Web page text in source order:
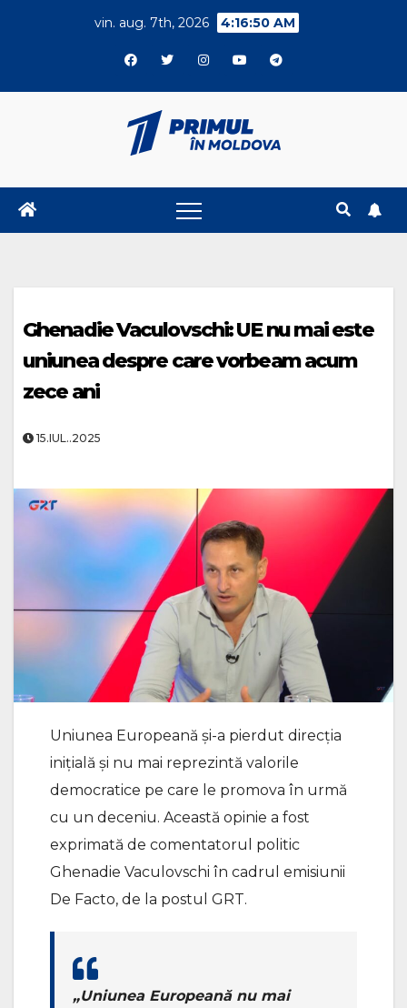
vin. aug. 7th, 2026 4:16:51 AM
Ghenadie Vaculovschi: UE nu mai este
uniunea despre care vorbeam acum
zece ani
15.IUL..2025
Uniunea Europeană și-a pierdut direcția
inițială și nu mai reprezintă valorile
democratice pe care le promova în urmă
cu un deceniu. Această opinie a fost
exprimată de comentatorul politic
Ghenadie Vaculovschi în cadrul emisiunii
De Facto, de la postul GRT.
„Uniunea Europeană nu mai